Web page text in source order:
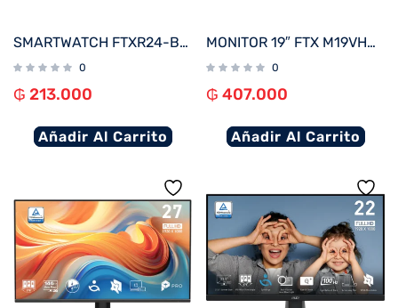
SMARTWATCH FTXR24-BB 53MM NEGRO ANDROID/IOS/BT/FREC. CARD
0
₲ 213.000
Añadir Al Carrito
MONITOR 19″ FTX M19VHDBZL HD VGA/HDMI/75HZ/5MS/BIVOLT C/BISEL
0
₲ 407.000
Añadir Al Carrito